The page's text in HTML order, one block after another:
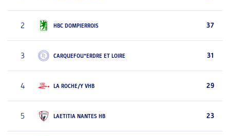
2 HBC DOMPIERROIS 37
3 CARQUEFOU*ERDRE ET LOIRE 31
4 LA ROCHE/Y VHB 29
5 LAETITIA NANTES HB 23